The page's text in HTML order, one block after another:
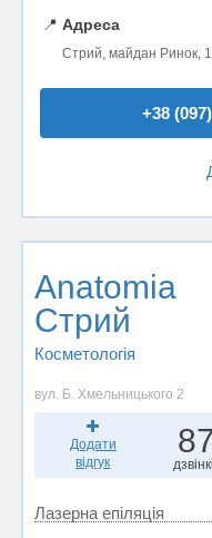
📍 Адреса
Стрий, майдан Ринок,
+38
Anatomia
Стрий
Косметологія
вул. Б. Хмельницького 2
Додати
відгук
Лазерна епіляція